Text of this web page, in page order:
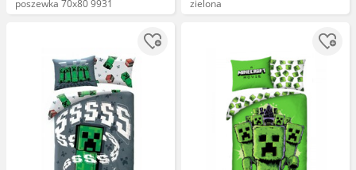
poszewka 70x80 9931
zielona